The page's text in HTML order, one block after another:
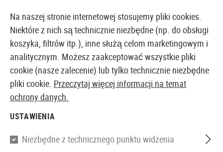
EUROPEJSKI AIRSOFT SKLEP I HURTOWNIA
Strona główna
Na naszej stronie internetowej stosujemy pliki cookies.
Niektóre z nich są technicznie niezbędne (np. do obsługi
koszyka, filtrów itp.), inne służą celom marketingowym i
analitycznym. Możesz zaakceptować wszystkie pliki
cookie (nasze zalecenie) lub tylko technicznie niezbędne
pliki cookie. Przeczytaj więcej informacji na temat
ochrony danych.
USTAWIENIA
Niezbędne z technicznego punktu widzenia